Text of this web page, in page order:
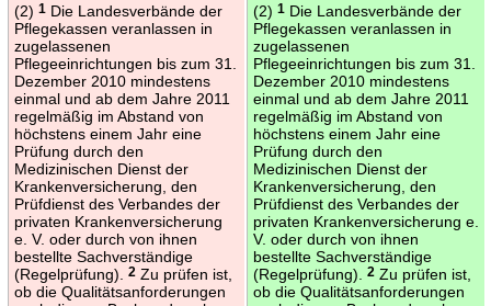
(2) 1Die Landesverbände der
Pflegekassen veranlassen in
zugelassenen
Pflegeeinrichtungen bis zum 31.
Dezember 2010 mindestens
einmal und ab dem Jahre 2011
regelmäßig im Abstand von
höchstens einem Jahr eine
Prüfung durch den
Medizinischen Dienst der
Krankenversicherung, den
Prüfdienst des Verbandes der
privaten Krankenversicherung
e. V. oder durch von ihnen
bestellte Sachverständige
(Regelprüfung).
2Zu prüfen ist,
ob die Qualitätsanforderungen
(2) 1Die Landesverbände der
Pflegekassen veranlassen in
zugelassenen
Pflegeeinrichtungen bis zum 31.
Dezember 2010 mindestens
einmal und ab dem Jahre 2011
regelmäßig im Abstand von
höchstens einem Jahr eine
Prüfung durch den
Medizinischen Dienst der
Krankenversicherung, den
Prüfdienst des Verbandes der
privaten Krankenversicherung e.
V. oder durch von ihnen
bestellte Sachverständige
(Regelprüfung).
2Zu prüfen ist,
ob die Qualitätsanforderungen